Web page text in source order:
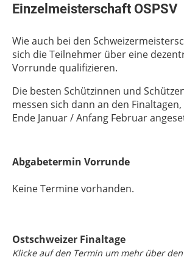
Einzelmeisterschaft OSPSV
Wie auch bei den
sich die Teilnehmer über eine
Vorrunde qualifizieren.
Die besten Schützinnen und
messen sich dann an den
Ende Januar / Anfang Februar
Abgabetermin Vorrunde
Keine Termine vorhanden.
Ostschweizer Finaltage
Klicke auf den Termin um mehr über